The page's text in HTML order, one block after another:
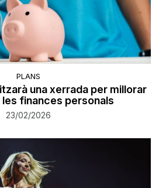
PLANS
una xerrada per millorar
finances personals
23/02/2026